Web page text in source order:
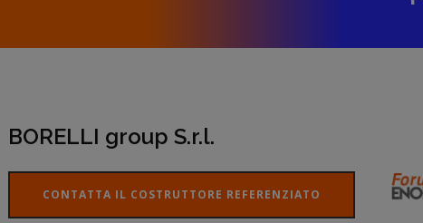
BORELLI group S.r.l.
CONTATTA IL COSTRUTTORE REFERENZIATO